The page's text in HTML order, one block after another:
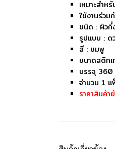
เหมาะสำห
ใช้งานร่วม
ชนิด : ผิวกึ่
รูปแบบ : ด
สี : ชมพู
ขนาดสติก
บรรจุ
จำนวน 1 แ
ราคาสินค้า